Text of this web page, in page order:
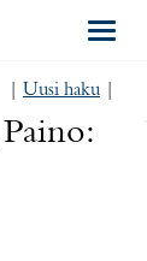
Uusi haku